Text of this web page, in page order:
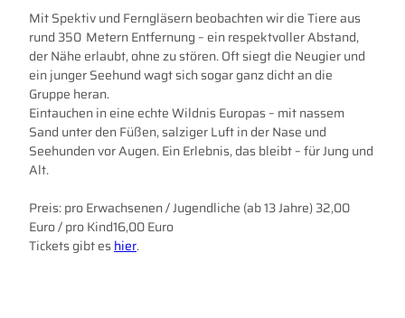
a
f
a
r
i
-
h
e
u
e
r
a
f
a
r
i
-
w
a
w
Mit Spektiv und Ferngläsern beobachten wir die Tiere aus
rund 350 Metern Entfernung – ein respektvoller Abstand,
der Nähe erlaubt, ohne zu stören. Oft siegt die Neugier und
ein junger Seehund wagt sich sogar ganz dicht an die
Gruppe heran.
Eintauchen in eine echte Wildnis Europas – mit nassem
Sand unter den Füßen, salziger Luft in der Nase und
Seehunden vor Augen. Ein Erlebnis, das bleibt – für Jung und
Alt.
Preis: pro Erwachsenen / Jugendliche (ab 13 Jahre) 32,00
Euro / pro Kind16,00 Euro
Tickets gibt eshier.